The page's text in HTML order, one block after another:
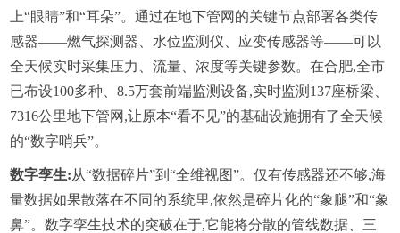
上“眼睛”和“耳朵”。通过在地下管网的关键节点部署各类传
感器——燃气探测器、水位监测仪、应变传感器等——可以
全天候实时采集压力、流量、浓度等关键参数。在合肥,全市
已布设100多种、8.5万套前端监测设备,实时监测137座桥梁、
7316公里地下管网,让原本“看不见”的基础设施拥有了全天候
的“数字哨兵”。
数字孪生:从“数据碎片”到“全维视图”。仅有传感器还不够,海
量数据如果散落在不同的系统里,依然是碎片化的“象腿”和“象
鼻”。数字孪生技术的突破在于,它能将分散的管线数据、三